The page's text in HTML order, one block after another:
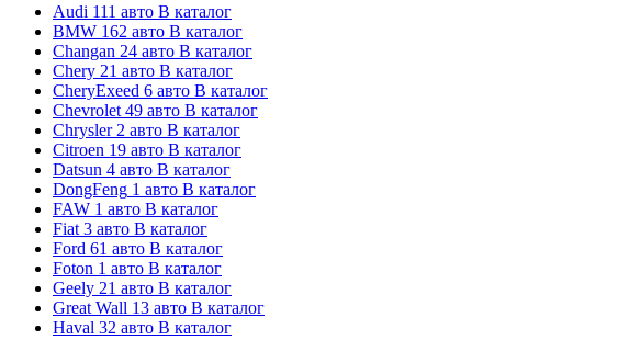
Audi 111 авто В каталог
BMW 162 авто В каталог
Changan 24 авто В каталог
Chery 21 авто В каталог
CheryExeed 6 авто В каталог
Chevrolet 49 авто В каталог
Chrysler 2 авто В каталог
Citroen 19 авто В каталог
Datsun 4 авто В каталог
DongFeng 1 авто В каталог
FAW 1 авто В каталог
Fiat 3 авто В каталог
Ford 61 авто В каталог
Foton 1 авто В каталог
Geely 21 авто В каталог
Great Wall 13 авто В каталог
Haval 32 авто В каталог